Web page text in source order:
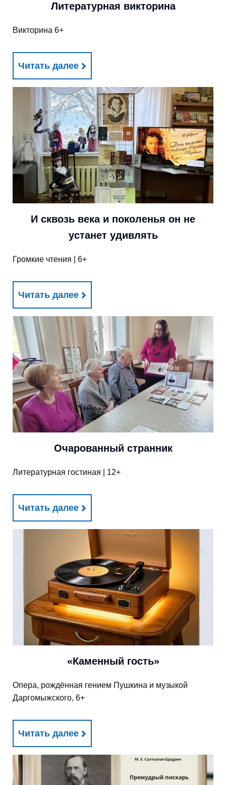
Литературная викторина
Викторина 6+
Читать далее
И сквозь века и поколенья он не
устанет удивлять
Громкие чтения | 6+
Читать далее
Очарованный странник
Литературная гостиная | 12+
Читать далее
«Каменный гость»
Опера, рождённая гением Пушкина и музыкой
Даргомыжского, 6+
Читать далее